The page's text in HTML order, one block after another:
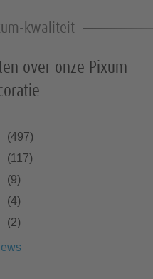
kwaliteit
over onze Pixum
(497)
(117)
(9)
(4)
(2)